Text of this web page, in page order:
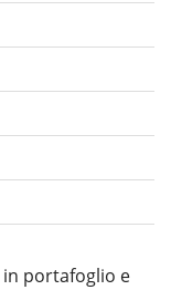
in portafoglio e